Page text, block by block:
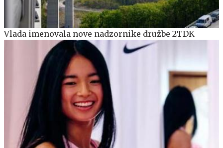
Vlada imenovala nove nadzornike družbe 2TDK